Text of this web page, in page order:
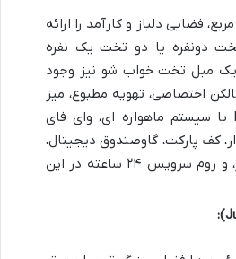
ها با متراژ ۳۴ متر مربع، فضایی دلباز و کارآمد را ارائه
دونفره یا دو تخت یک نفره
یک مبل تخت خواب شو نیز وجود
اختصاصی، تهویه مطبوع، میز
تحریر، تلفن، تلویزیون LED با سیستم ماهواره ای، وای فای
کف پارکت، گاوصندوق دیجیتال،
کتری چای و قهوه، مینی بار، و روم سرویس ۲۴ ساعته در این